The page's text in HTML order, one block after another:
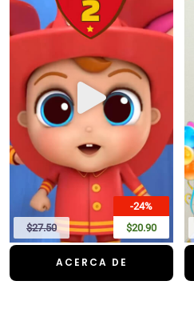
-24%
$20.90
$27.50
ACERCA DE